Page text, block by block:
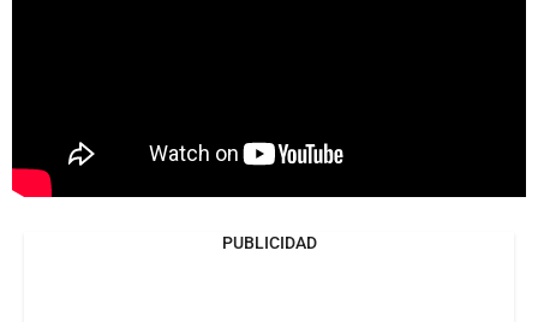
PUBLICIDAD